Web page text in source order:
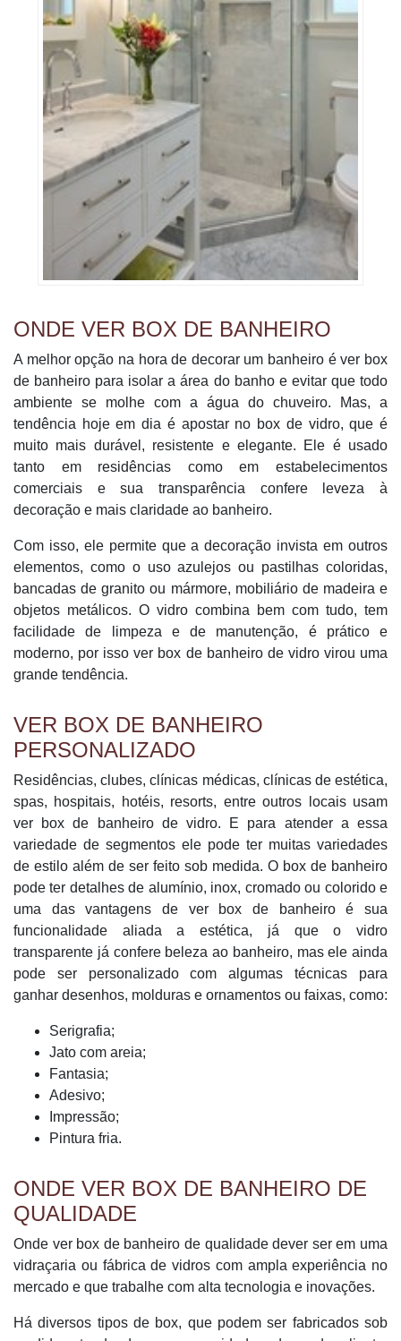
ONDE VER BOX DE BANHEIRO
A melhor opção na hora de decorar um banheiro é ver box
de banheiro para isolar a área do banho e evitar que todo
ambiente se molhe com a água do chuveiro. Mas, a
tendência hoje em dia é apostar no box de vidro, que é
muito mais durável, resistente e elegante. Ele é usado
tanto em residências como em estabelecimentos
comerciais e sua transparência confere leveza à
decoração e mais claridade ao banheiro.
Com isso, ele permite que a decoração invista em outros
elementos, como o uso azulejos ou pastilhas coloridas,
bancadas de granito ou mármore, mobiliário de madeira e
objetos metálicos. O vidro combina bem com tudo, tem
facilidade de limpeza e de manutenção, é prático e
moderno, por isso ver box de banheiro de vidro virou uma
grande tendência.
VER BOX DE BANHEIRO
PERSONALIZADO
Residências, clubes, clínicas médicas, clínicas de estética,
spas, hospitais, hotéis, resorts, entre outros locais usam
ver box de banheiro de vidro. E para atender a essa
variedade de segmentos ele pode ter muitas variedades
de estilo além de ser feito sob medida. O box de banheiro
pode ter detalhes de alumínio, inox, cromado ou colorido e
uma das vantagens de ver box de banheiro é sua
funcionalidade aliada a estética, já que o vidro
transparente já confere beleza ao banheiro, mas ele ainda
pode ser personalizado com algumas técnicas para
ganhar desenhos, molduras e ornamentos ou faixas, como:
Serigrafia;
Jato com areia;
Fantasia;
Adesivo;
Impressão;
Pintura fria.
ONDE VER BOX DE BANHEIRO DE
QUALIDADE
Onde ver box de banheiro de qualidade dever ser em uma
vidraçaria ou fábrica de vidros com ampla experiência no
mercado e que trabalhe com alta tecnologia e inovações.
Há diversos tipos de box, que podem ser fabricados sob